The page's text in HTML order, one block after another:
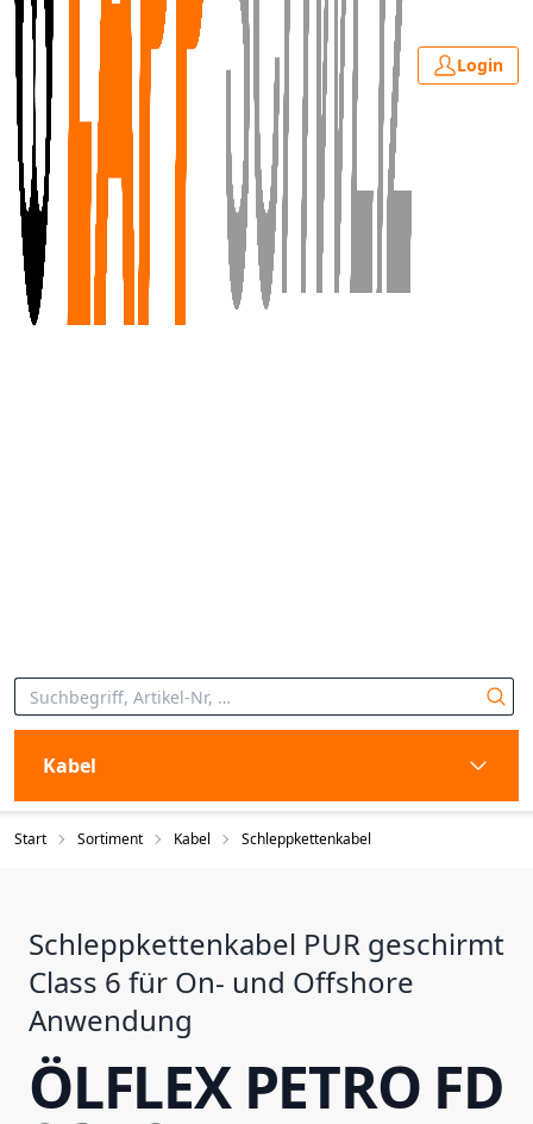
Login
Kabel
Start Sortiment Kabel Schleppkettenkabel
Schleppkettenkabel PUR geschirmt
Class 6 für On- und Offshore
Anwendung
ÖLFLEX PETRO FD